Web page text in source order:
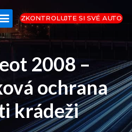
ZKONTROLUJTE SI SVÉ AUTO
2008 –
ochrana
krádeži